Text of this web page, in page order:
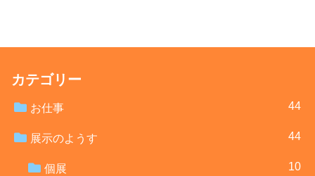
カテゴリー
お仕事 44
展示のようす 44
個展 10